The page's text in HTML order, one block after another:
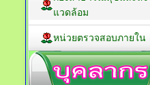
แวดล้อม
หน่วยตรวจสอบภายใน